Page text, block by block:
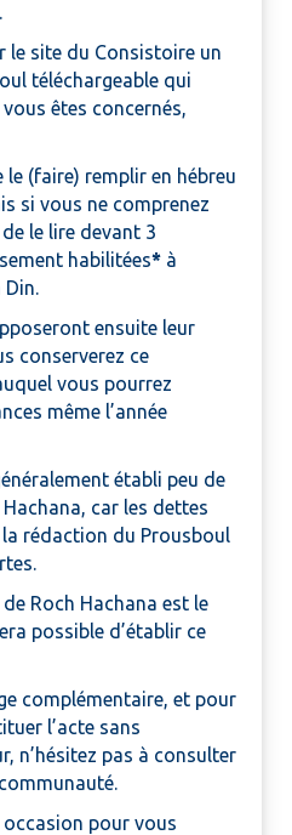
le site du Consistoire un
téléchargeable qui
êtes concernés,
le (faire) remplir en hébreu
si vous ne comprenez
le lire devant 3
habilitées* à
Din.
ensuite leur
conserverez ce
vous pourrez
même l’année
établi peu de
car les dettes
rédaction du Prousboul
Roch Hachana est le
possible d’établir ce
complémentaire, et pour
l’acte sans
n’hésitez pas à consulter
pour vous